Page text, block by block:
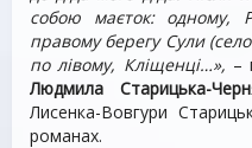
собою маєток: одному,
правому берегу Сули
по лівому, Кліщенці…», –
Людмила Старицька-
Лисенка-Вовгури
романах.